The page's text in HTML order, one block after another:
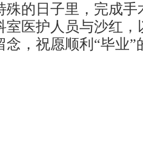
殊的日子里，完成手
室医护人员与沙红
念，祝愿顺利 “毕业”